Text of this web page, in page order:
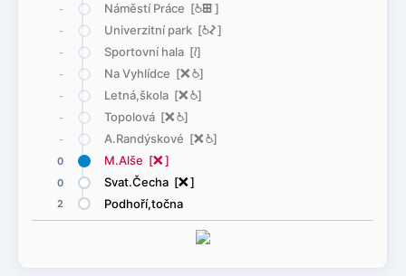
- Náměstí Práce [@æ]
- Univerzitní park [@ó]
- Sportovní hala [<]
- Na Vyhlídce [ë@]
- Letná,škola [ë@]
- Topolová [ë@]
- A.Randýskové [ë@]
0 M.Alše [ë]
0 Svat.Čecha [ë]
2 Podhoří,točna